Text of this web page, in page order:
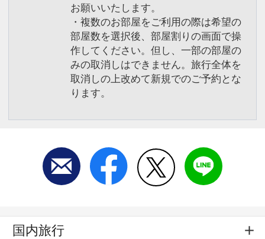
お願いいたします。
・複数のお部屋をご利用の際は希望の
部屋数を選択後、部屋割りの画面で操
作してください。但し、一部の部屋の
みの取消しはできません。旅行全体を
取消しの上改めて新規でのご予約とな
ります。
国内旅行